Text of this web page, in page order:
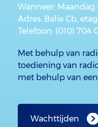
Wanneer: Maandag
Adres: Balie Cb,
Telefoon: (010) 704
Met behulp van
toediening van
met behulp van
Wachttijden